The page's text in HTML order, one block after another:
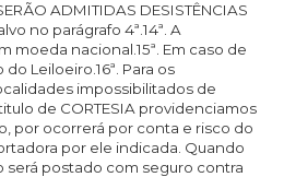
ADMITIDAS DESISTÊNCIAS
no parágrafo 4ª.14ª. A
moeda nacional.15ª. Em caso de
Leiloeiro.16ª. Para os
impossibilitados de
de CORTESIA providenciamos
por ocorrerá por conta e risco do
por ele indicada. Quando
será postado com seguro contra